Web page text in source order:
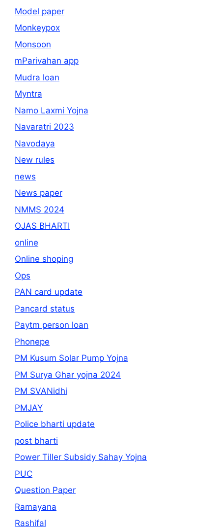
Model paper
Monkeypox
Monsoon
mParivahan app
Mudra loan
Myntra
Namo Laxmi Yojna
Navaratri 2023
Navodaya
New rules
news
News paper
NMMS 2024
OJAS BHARTI
online
Online shoping
Ops
PAN card update
Pancard status
Paytm person loan
Phonepe
PM Kusum Solar Pump Yojna
PM Surya Ghar yojna 2024
PM SVANidhi
PMJAY
Police bharti update
post bharti
Power Tiller Subsidy Sahay Yojna
PUC
Question Paper
Ramayana
Rashifal